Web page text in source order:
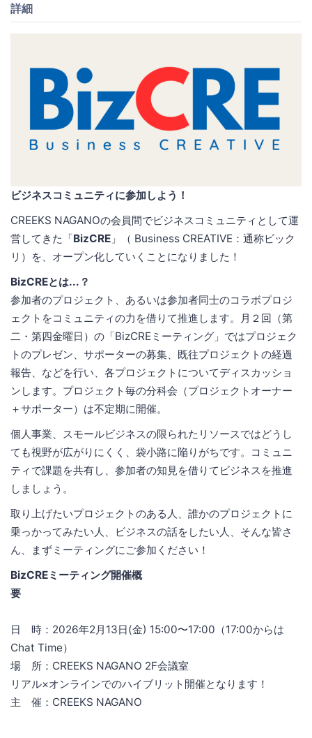
詳細
ビジネスコミュニティに参加しよう！
CREEKS NAGANOの会員間でビジネスコミュニティとして運
営してきた「BizCRE 」（ Business CREATIVE：通称ビック
リ）を、オープン化していくことになりました！
BizCREとは...？
参加者のプロジェクト、あるいは参加者同士のコラボプロジ
ェクトをコミュニティの力を借りて推進します。月２回（第
二・第四金曜日）の「BizCREミーティング」ではプロジェク
トのプレゼン、サポーターの募集、既往プロジェクトの経過
報告、などを行い、各プロジェクトについてディスカッショ
ンします。プロジェクト毎の分科会（プロジェクトオーナー
＋サポーター）は不定期に開催。
個人事業、スモールビジネスの限られたリソースではどうし
ても視野が広がりにくく、袋小路に陥りがちです。コミュニ
ティで課題を共有し、参加者の知見を借りてビジネスを推進
しましょう。
取り上げたいプロジェクトのある人、誰かのプロジェクトに
乗っかってみたい人、ビジネスの話をしたい人、そんな皆さ
ん、まずミーティングにご参加ください！
BizCREミーティング開催概
要
日 時：2026年2月13日(金) 15:00〜17:00（17:00からは
Chat Time）
場 所：CREEKS NAGANO 2F会議室
リアル×オンラインでのハイブリット開催となります！
主 催：CREEKS NAGANO